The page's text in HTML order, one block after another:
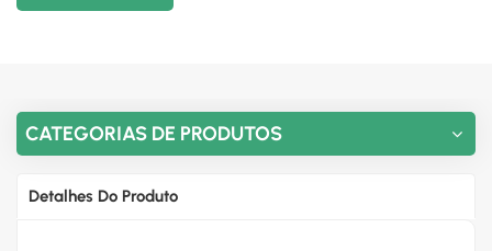
CATEGORIAS DE PRODUTOS
Detalhes Do Produto